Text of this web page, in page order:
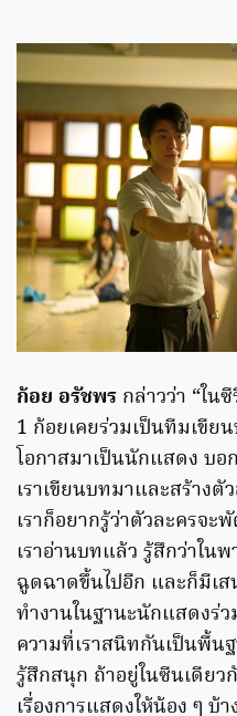
ก้อย อรัชพร กล่าวว่า “ใน
1 ก้อยเคยร่วมเป็นทีมเขีย
โอกาสมาเป็นนักแสดง บอ
เราเขียนบทมาและสร้าง
เราก็อยากรู้ว่าตัวละครจ
เราอ่านบทแล้ว รู้สึกว่าใ
ฉูดฉาดขึ้นไปอีก และก็มีเ
ทำงานในฐานะนักแสดง
ความที่เราสนิทกันเป็นพื้น
รู้สึกสนุก ถ้าอยู่ในซีนเดียว
เรื่องการแสดงให้น้อง ๆ บ้า